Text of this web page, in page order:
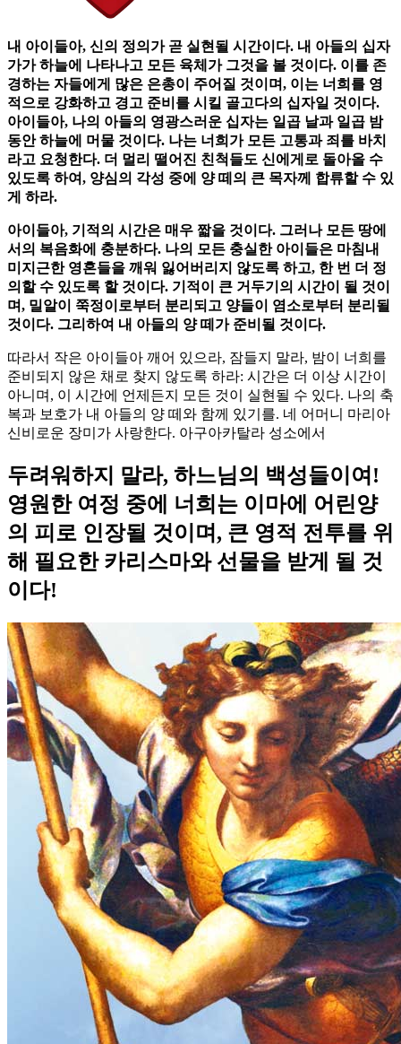
내 아이들아, 신의 정의가 곧 실현될 시간이다. 내 아들의 십자
가가 하늘에 나타나고 모든 육체가 그것을 볼 것이다. 이를 존
경하는 자들에게 많은 은총이 주어질 것이며, 이는 너희를 영
적으로 강화하고 경고 준비를 시킬 골고다의 십자일 것이다.
아이들아, 나의 아들의 영광스러운 십자는 일곱 날과 일곱 밤
동안 하늘에 머물 것이다. 나는 너희가 모든 고통과 죄를 바치
라고 요청한다. 더 멀리 떨어진 친척들도 신에게로 돌아올 수
있도록 하여, 양심의 각성 중에 양 떼의 큰 목자께 합류할 수 있
게 하라.
아이들아, 기적의 시간은 매우 짧을 것이다. 그러나 모든 땅에
서의 복음화에 충분하다. 나의 모든 충실한 아이들은 마침내
미지근한 영혼들을 깨워 잃어버리지 않도록 하고, 한 번 더 정
의할 수 있도록 할 것이다. 기적이 큰 거두기의 시간이 될 것이
며, 밀알이 쭉정이로부터 분리되고 양들이 염소로부터 분리될
것이다. 그리하여 내 아들의 양 떼가 준비될 것이다.
따라서 작은 아이들아 깨어 있으라, 잠들지 말라, 밤이 너희를
준비되지 않은 채로 찾지 않도록 하라: 시간은 더 이상 시간이
아니며, 이 시간에 언제든지 모든 것이 실현될 수 있다. 나의 축
복과 보호가 내 아들의 양 떼와 함께 있기를. 네 어머니 마리아
신비로운 장미가 사랑한다. 아구아카탈라 성소에서
두려워하지 말라, 하느님의 백성들이여!
영원한 여정 중에 너희는 이마에 어린양
의 피로 인장될 것이며, 큰 영적 전투를 위
해 필요한 카리스마와 선물을 받게 될 것
이다!